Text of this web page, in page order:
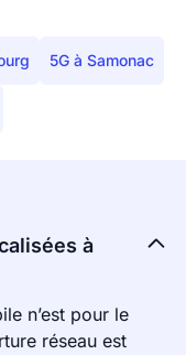
5G à Samonac
à
n’est pour le
réseau est